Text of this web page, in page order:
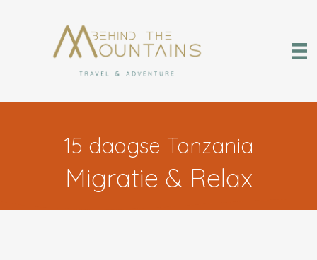
15 daagse Tanzania
Migratie & Relax